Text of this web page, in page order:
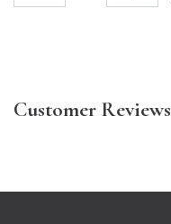
Customer Reviews